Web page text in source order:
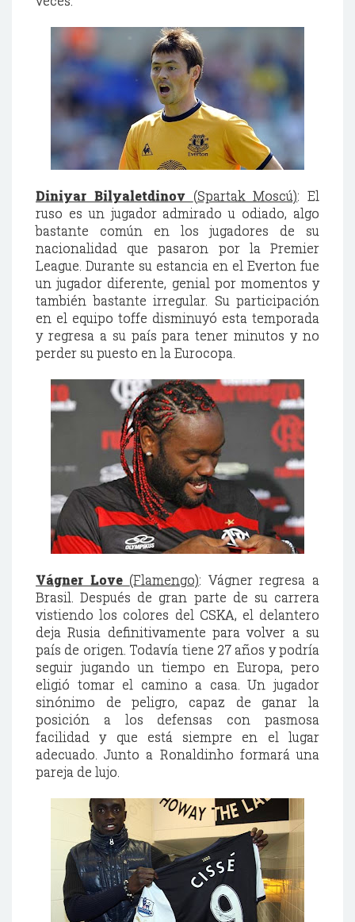
Diniyar Bilyaletdinov (Spartak Moscú): El
ruso es un jugador admirado u odiado, algo
bastante común en los jugadores de su
nacionalidad que pasaron por la Premier
League. Durante su estancia en el Everton fue
un jugador diferente, genial por momentos y
también bastante irregular. Su participación
en el equipo toffe disminuyó esta temporada
y regresa a su país para tener minutos y no
perder su puesto en la Eurocopa.
Vágner Love (Flamengo): Vágner regresa a
Brasil. Después de gran parte de su carrera
vistiendo los colores del CSKA, el delantero
deja Rusia definitivamente para volver a su
país de origen. Todavía tiene 27 años y podría
seguir jugando un tiempo en Europa, pero
eligió tomar el camino a casa. Un jugador
sinónimo de peligro, capaz de ganar la
posición a los defensas con pasmosa
facilidad y que está siempre en el lugar
adecuado. Junto a Ronaldinho formará una
pareja de lujo.